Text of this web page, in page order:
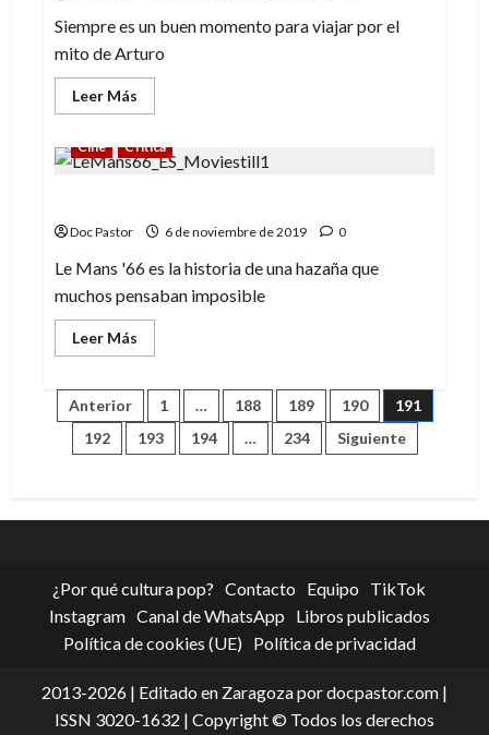
Siempre es un buen momento para viajar por el
mito de Arturo
Leer Más
más
Cuentos
de
Arturo,
Beatrice
E.
Clay
Cine Crítica
Doc Pastor 6 de noviembre de 2019 0
Le Mans '66 es la historia de una hazaña que
muchos pensaban imposible
Leer Más
más
Mans
’66:
la
historia
Paginación
de
Anterior 1 … 188 189 190
191
192
193 194 … 234 Siguiente
¿Por qué cultura pop? Contacto Equipo
TikTok
Instagram Canal de WhatsApp
Libros publicados
Política de cookies (UE)
Política de privacidad
2013-2026 | Editado en Zaragoza por docpastor.com |
ISSN 3020-1632 | Copyright © Todos los derechos